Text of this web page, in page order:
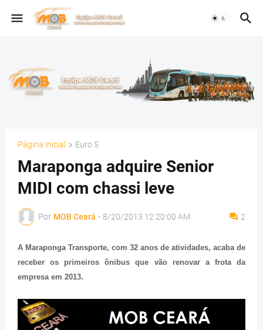
Página inicial Euro 5
Maraponga adquire Senior
MIDI com chassi leve
Por MOB Ceará - 8/20/2013 12:20:00 AM 2
A Maraponga Transporte, com 32 anos de atividades, acaba de
receber os primeiros ônibus que vão renovar a frota da
empresa em 2013.